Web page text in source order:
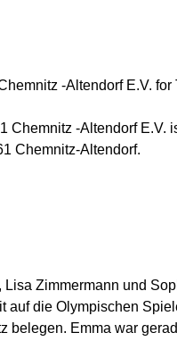
-Altendorf E.V. for
Chemnitz -Altendorf E.V.
Chemnitz-Altendorf.
Zimmermann und
auf die Olympischen
belegen. Emma war